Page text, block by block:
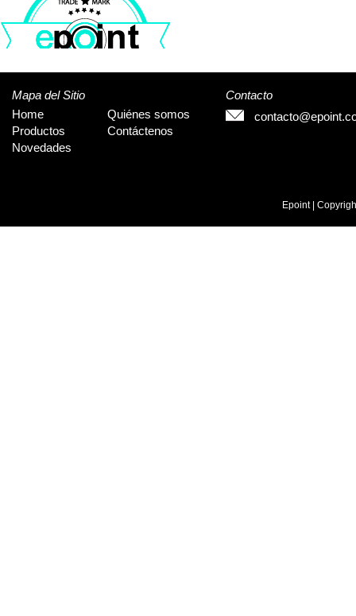
Mapa del Sitio
Home
Productos
Novedades
Quiénes somos
Contáctenos
Contacto
Epoint |